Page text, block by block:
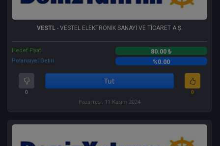
VESTL- VESTEL ELEKTRONİK SANAYİ VE TİCARET A.Ş.
Hedef Fiyat 80.00 ₺
Potansiyel Getiri %0.00
0
Tut
0
Pazartesi, 11 Kasım 2024